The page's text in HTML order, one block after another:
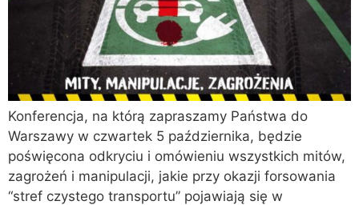
Konferencja, na którą zapraszamy Państwa do
Warszawy w czwartek 5 października, będzie
poświęcona odkryciu i omówieniu wszystkich mitów,
zagrożeń i manipulacji, jakie przy okazji forsowania
“stref czystego transportu” pojawiają się w